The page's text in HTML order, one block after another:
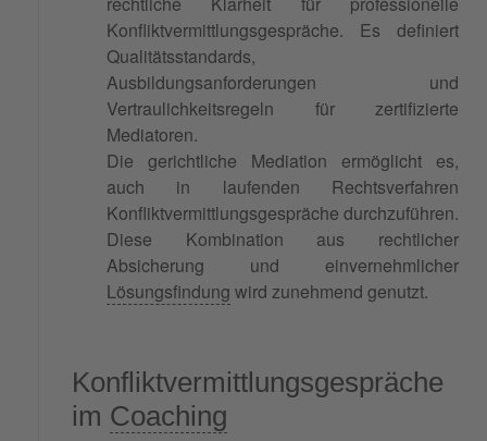
Konfliktvermittlungsgespräche. Es definiert
Qualitätsstandards,
Ausbildungsanforderungen und
Vertraulichkeitsregeln für zertifizierte
Mediatoren.
Die gerichtliche Mediation ermöglicht es,
auch in laufenden Rechtsverfahren
Konfliktvermittlungsgespräche durchzuführen.
Diese Kombination aus rechtlicher
Absicherung und einvernehmlicher
Lösungsfindung wird zunehmend genutzt.
Konfliktvermittlungsgespräche
im Coaching